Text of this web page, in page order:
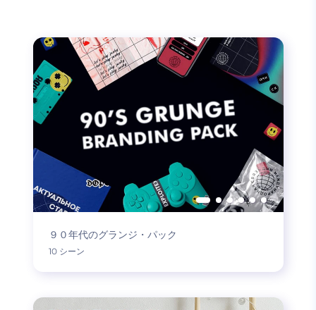
９０年代のグランジ・パック
10 シーン